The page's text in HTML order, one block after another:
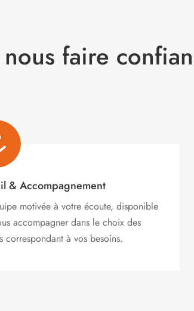
faire
& Accompagnement
motivée à votre écoute, disponible
accompagner dans le choix des
correspondant à vos besoins.